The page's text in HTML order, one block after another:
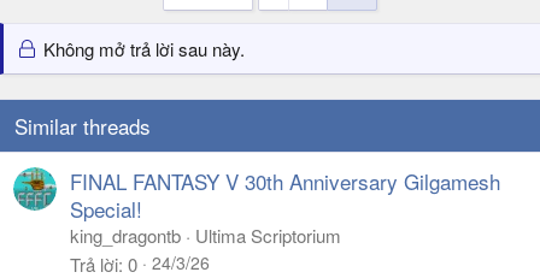
Không mở trả lời sau này.
Similar threads
FINAL FANTASY V 30th Anniversary Gilgamesh
Special!
king_dragontb
Ultima Scriptorium
Trả lời 0 24/3/26